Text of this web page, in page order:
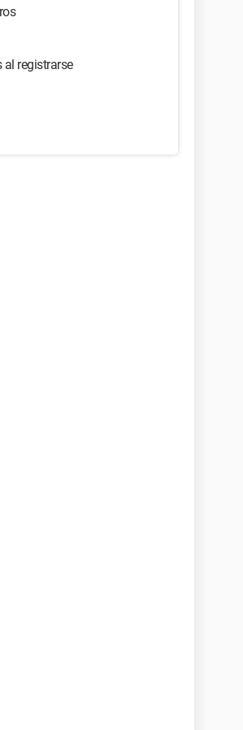
registrarse